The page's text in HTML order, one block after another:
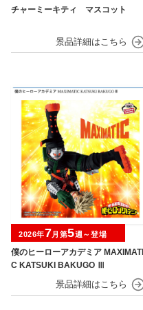
チャーミーキティ マスコット
僕のヒーローアカデミア MAXIMATI
C KATSUKI BAKUGO Ⅲ
2026年7月第5週～登場